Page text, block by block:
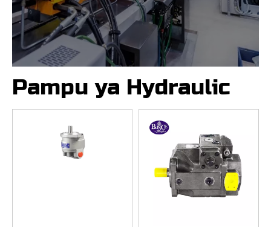
Pampu ya Hydraulic